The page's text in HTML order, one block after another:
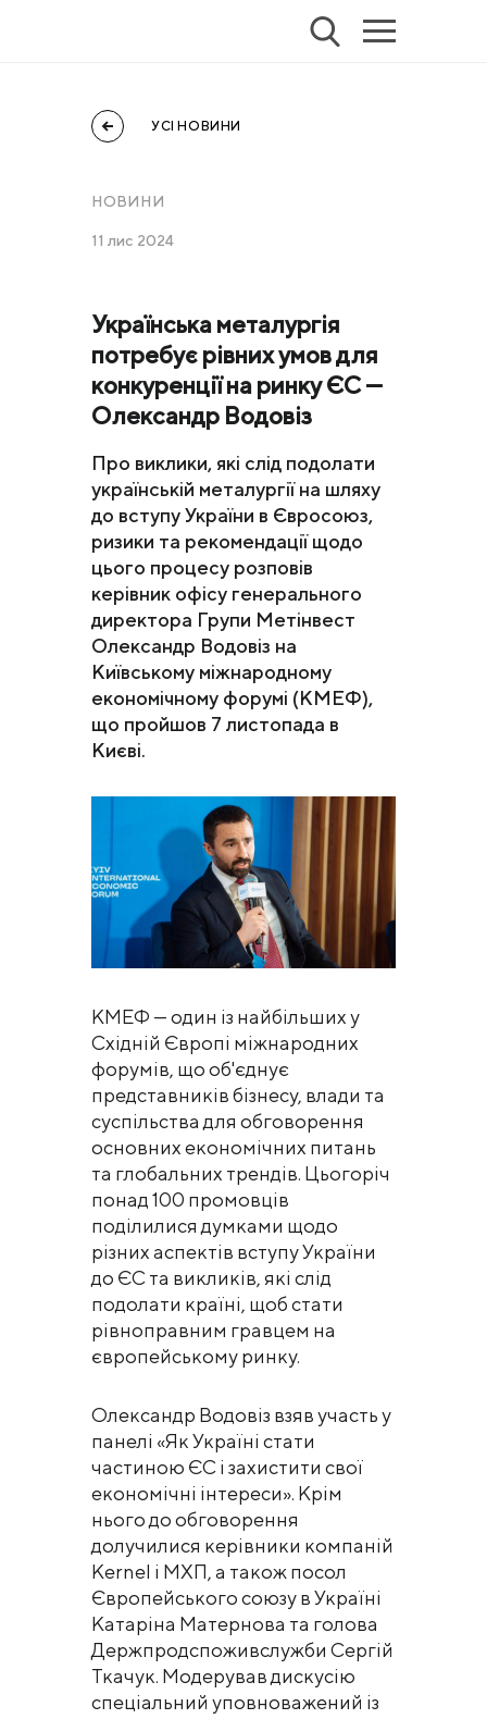
УСІ НОВИНИ
НОВИНИ
11 лис 2024
Українська металургія
потребує рівних умов для
конкуренції на ринку ЄС —
Олександр Водовіз
Про виклики, які слід подолати
українській металургії на шляху
до вступу України в Євросоюз,
ризики та рекомендації щодо
цього процесу розповів
керівник офісу генерального
директора Групи Метінвест
Олександр Водовіз на
Київському міжнародному
економічному форумі (КМЕФ),
що пройшов 7 листопада в
Києві.
КМЕФ — один із найбільших у
Східній Європі міжнародних
форумів, що об'єднує
представників бізнесу, влади та
суспільства для обговорення
основних економічних питань
та глобальних трендів. Цьогоріч
понад 100 промовців
поділилися думками щодо
різних аспектів вступу України
до ЄС та викликів, які слід
подолати країні, щоб стати
рівноправним гравцем на
європейському ринку.
Олександр Водовіз взяв участь у
панелі «Як Україні стати
частиною ЄС і захистити свої
економічні інтереси». Крім
нього до обговорення
долучилися керівники компаній
Kernel і МХП, а також посол
Європейського союзу в Україні
Катаріна Матернова та голова
Держпродспоживслужби Сергій
Ткачук. Модерував дискусію
спеціальний уповноважений із